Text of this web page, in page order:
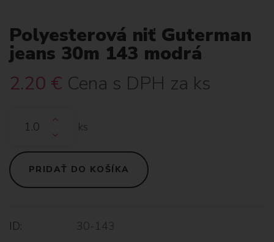
Polyesterová niť Guterman
jeans 30m 143 modrá
2.20 € Cena s DPH za ks
ks
PRIDAŤ DO KOŠÍKA
ID: 30-143